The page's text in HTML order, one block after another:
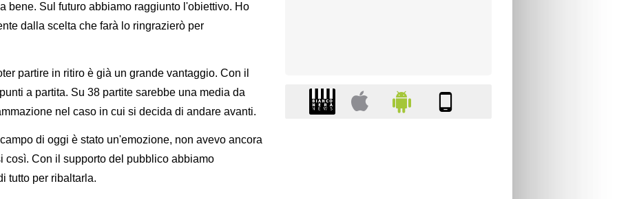
bene. Sul futuro abbiamo raggiunto l'obiettivo. Ho
dalla scelta che farà lo ringrazierò per
partire in ritiro è già un grande vantaggio. Con il
a partita. Su 38 partite sarebbe una media da
nel caso in cui si decida di andare avanti.
di oggi è stato un'emozione, non avevo ancora
così. Con il supporto del pubblico abbiamo
tutto per ribaltarla.